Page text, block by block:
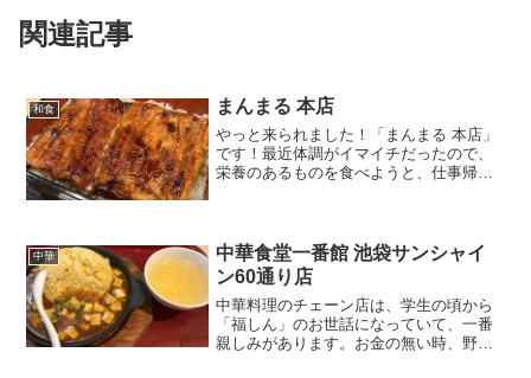
関連記事
和食 まんまる 本店
やっと来られました！「まんまる 本店」
です！最近体調がイマイチだったので、
栄養のあるものを食べようと、仕事帰り
「本店」は、ずっと来た...
中華
中華食堂一番館 池袋サンシャイ
ン60通り店
中華料理のチェーン店は、学生の頃から
「福しん」のお世話になっていて、一番
親しみがあります。お金の無い時、野菜